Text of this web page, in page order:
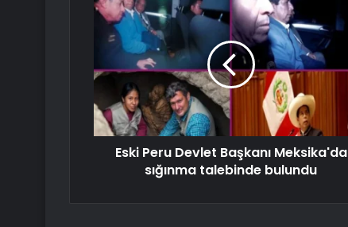
Eski Peru Devlet Başkanı Meksika'da
sığınma talebinde bulundu